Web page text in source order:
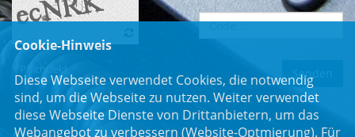
* Pflichtfeld
Cookie-Hinweis
Diese Webseite verwendet Cookies, die notwendig
sind, um die Webseite zu nutzen. Weiter verwendet
diese Webseite Dienste von Drittanbietern, um das
Webangebot zu verbessern (Website-Optmierung). Für